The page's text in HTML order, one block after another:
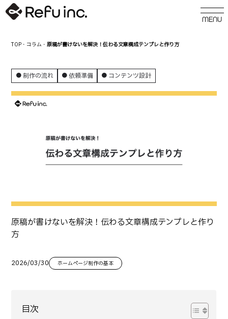
TOP ・ コラム ・原稿が書けないを解決！伝わる文章構成テンプレと作り方
制作の流れ 依頼準備 コンテンツ設計
原稿が書けないを解決！伝わる文章構成テンプレと作り
方
2026/03/30 ホームページ制作の基本
目次